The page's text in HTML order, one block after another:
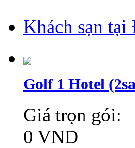
Khách sạn
Golf 1 Hotel
Giá trọn gói:
0 VND